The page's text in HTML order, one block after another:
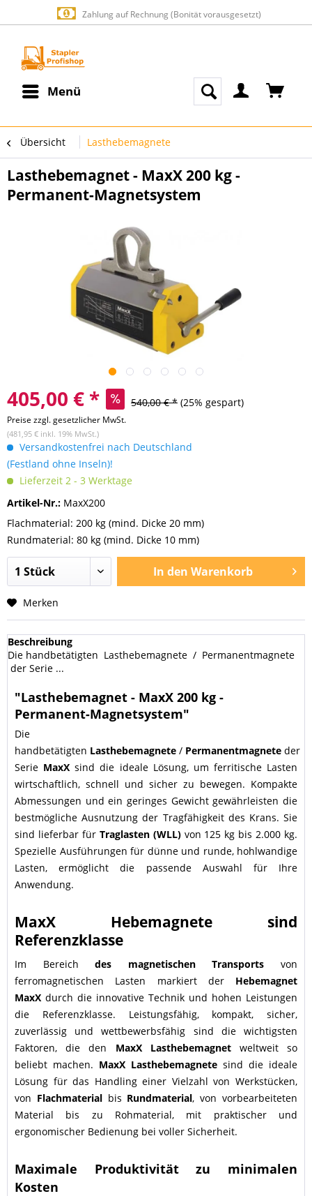
Zahlung auf Rechnung (Bonität vorausgesetzt)
Menü
Übersicht Lasthebemagnete
Lasthebemagnet - MaxX 200 kg -
Permanent-Magnetsystem
405,00 € * 540,00 € * (25% gespart)
Preise zzgl. gesetzlicher MwSt.
(481,95 € inkl. 19% MwSt.)
Versandkostenfrei nach Deutschland
(Festland ohne Inseln)!
Lieferzeit 2 - 3 Werktage
Artikel-Nr.: MaxX200
Flachmaterial: 200 kg (mind. Dicke 20 mm)
Rundmaterial: 80 kg (mind. Dicke 10 mm)
In den Warenkorb
Merken
Beschreibung
Die handbetätigten Lasthebemagnete / Permanentmagnete
der Serie ...
"Lasthebemagnet - MaxX 200 kg -
Permanent-Magnetsystem"
Die
handbetätigten Lasthebemagnete / Permanentmagnete der
Serie MaxX sind die ideale Lösung, um ferritische Lasten
wirtschaftlich, schnell und sicher zu bewegen. Kompakte
Abmessungen und ein geringes Gewicht gewährleisten die
bestmögliche Ausnutzung der Tragfähigkeit des Krans. Sie
sind lieferbar für Traglasten (WLL)von 125 kg bis 2.000 kg.
Spezielle Ausführungen für dünne und runde, hohlwandige
Lasten, ermöglicht die passende Auswahl für Ihre
Anwendung.
MaxX Hebemagnete sind
Referenzklasse
Im Bereichdes magnetischen Transports von
ferromagnetischen Lasten markiert der Hebemagnet
MaxX durch die innovative Technik und hohen Leistungen
die Referenzklasse. Leistungsfähig, kompakt, sicher,
zuverlässig und wettbewerbsfähig sind die wichtigsten
Faktoren, die den MaxX Lasthebemagnetweltweit so
beliebt machen. MaxX Lasthebemagnete sind die ideale
Lösung für das Handling einer Vielzahl von Werkstücken,
von Flachmaterialbis Rundmaterial, von vorbearbeiteten
Material bis zu Rohmaterial, mit praktischer und
ergonomischer Bedienung bei voller Sicherheit.
Maximale Produktivität zu minimalen
Kosten